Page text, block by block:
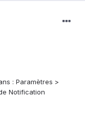
: Paramètres >
Notification